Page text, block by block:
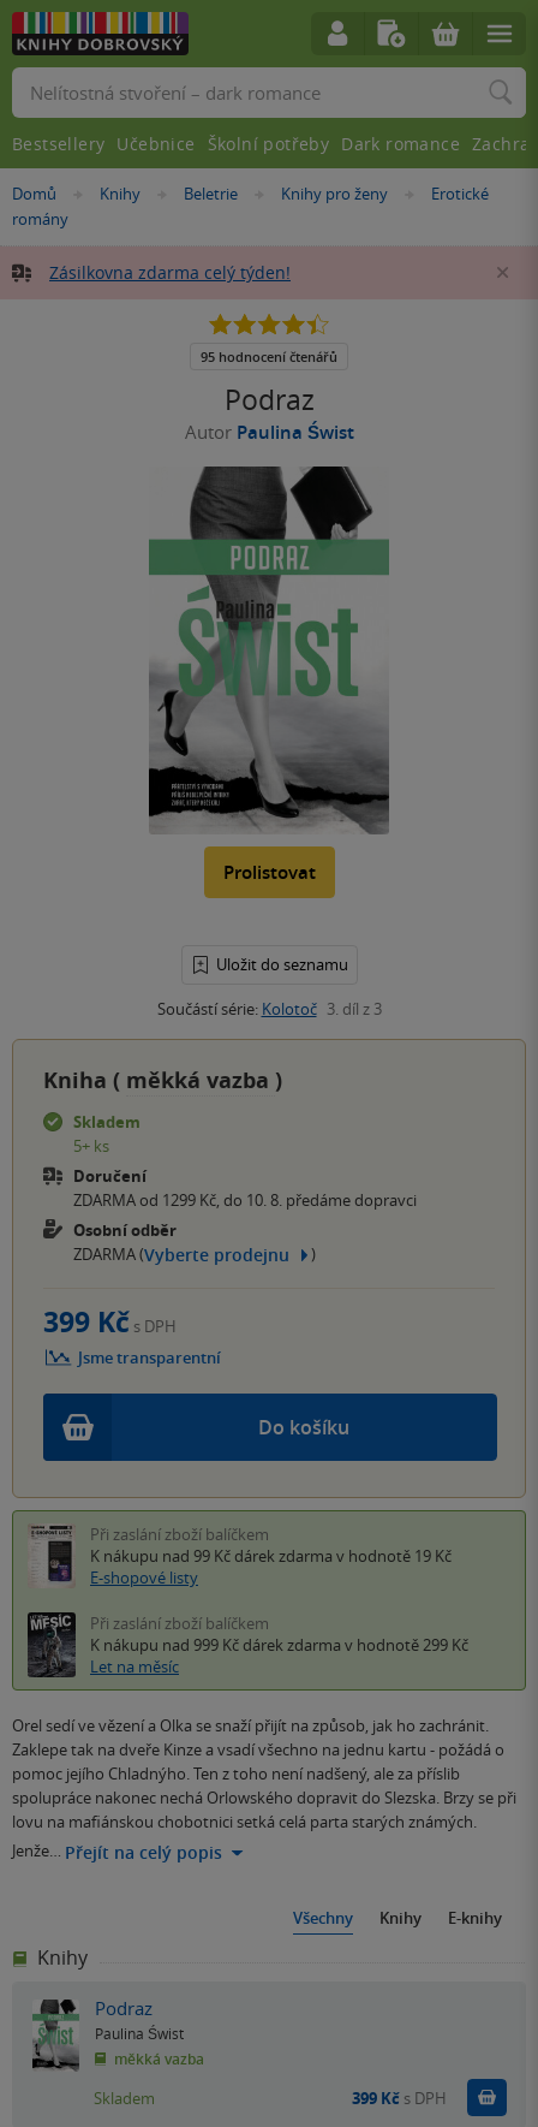
Nacházíte
se
Domů »
Knihy »
Beletrie »
Knihy pro ženy »
Erotické
romány
Zásilkovna zdarma celý týden!
Podraz
Autor Paulina Świst
Prolistovat
Uložit do seznamu
Součástí série: Kolotoč 3. díl z 3
4.4
5
95 hodnocení čtenářů
Kniha ( měkká vazba )
Skladem
5+ ks
Doručení
ZDARMA od 1299 Kč, do 10. 8. předáme dopravci
Osobní odběr
ZDARMA (Vyberte prodejnu )
Do košíku
399 Kč s DPH
Jsme transparentní
Při zaslání zboží balíčkem
K nákupu nad 99 Kč dárek zdarma v hodnotě 19 Kč
E-shopové listy
Při zaslání zboží balíčkem
K nákupu nad 999 Kč dárek zdarma v hodnotě 299 Kč
Let na měsíc
Orel sedí ve vězení a Olka se snaží přijít na způsob, jak ho zachránit.
Zaklepe tak na dveře Kinze a vsadí všechno na jednu kartu - požádá o
pomoc jejího Chladnýho. Ten z toho není nadšený, ale za příslib
spolupráce nakonec nechá Orlowského dopravit do Slezska. Brzy se při
lovu na mafiánskou chobotnici setká celá parta starých známých.
Jenže… Přejít na celý popis
Všechny Knihy E-knihy
Knihy
Podraz
Paulina Świst
měkká vazba
Skladem 399 Kč s DPH
Vyhledávání
Bestsellery Učebnice Školní potřeby Dark romance